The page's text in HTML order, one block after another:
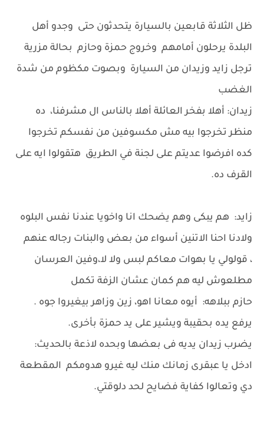
ظل الثلاثة قابعين بالسيارة يتحدثون حتى وجدو أهل
البلدة يرحلون أمامهم وخروج حمزة وحازم بحالة مزرية
ترجل زايد وزيدان من السيارة وبصوت مكظوم من شدة
الغضب
زيدان: أهلا بفخر العائلة أهلا بالناس ال مشرفنا، ده
منظر تخرجوا بيه مش مكسوفين من نفسكم تخرجوا
كده افرضوا عديتم على لجنة في الطريق هتقولوا ايه على
القرف ده.
زايد: هم يبكى وهم يضحك انا واخويا عندنا نفس البلوه
ولادنا احنا الاتنين أسواء من بعض والبنات رجاله عنهم
، قولولي يا بهوات معاكم لبس ولا لا،وفين العرسان
مطلعوش ليه هم كمان عشان الزفة تكمل
حازم ببلاهه: أيوه معانا اهو، زين وزاهر بيغيروا جوه .
يرفع يده بحقيبة ويشير على يد حمزة بأخرى.
يضرب زيدان يديه فى بعضها وبحده لاذعة بالحديث:
ادخل يا عبقرى زمانك منك ليه غيرو هدومكم المقطعة
دي وتعالوا كفاية فضايح لحد دلوقتي.